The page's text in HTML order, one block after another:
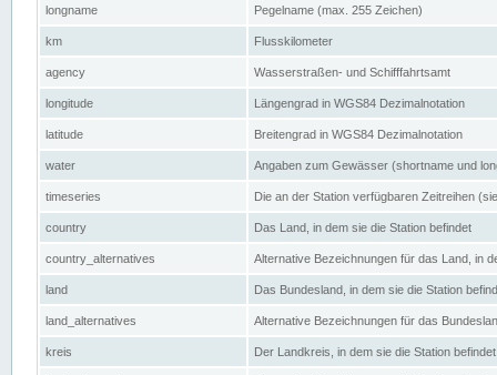
longname Pegelname (max. 255 Zeichen)
km Flusskilometer
agency Wasserstraßen- und Schifffahrtsamt
longitude Längengrad in WGS84 Dezimalnotation
latitude Breitengrad in WGS84 Dezimalnotation
water Angaben zum Gewässer (shortname und
timeseries Die an der Station verfügbaren Zeitreihen
country Das Land, in dem sie die Station befindet
country_alternatives Alternative Bezeichnungen für das Land, in
land Das Bundesland, in dem sie die Station
land_alternatives Alternative Bezeichnungen für das
kreis Der Landkreis, in dem sie die Station befindet